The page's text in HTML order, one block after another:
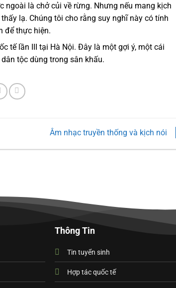
ngoài là chở củi về rừng. Nhưng nếu mang kịch
lạ. Chúng tôi cho rằng suy nghĩ này có tính
để thực hiện.
tế lần III tại Hà Nội. Đây là một gợi ý, một cái
tộc dùng trong sân khấu.
Âm nhạc truyền thống và kịch nói
Thông Tin
Tin tuyển sinh
Hợp tác quốc tế